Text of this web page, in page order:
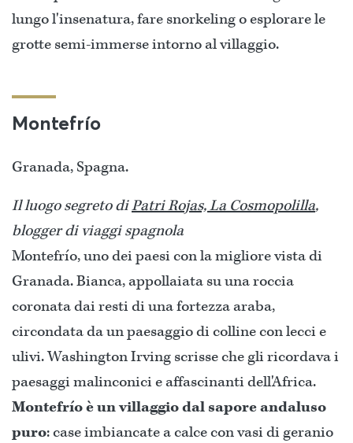
lungo l'insenatura, fare snorkeling o esplorare le
grotte semi-immerse intorno al villaggio.
Montefrío
Granada, Spagna.
Il luogo segreto diPatri Rojas, La Cosmopolilla,
blogger di viaggi spagnola
Montefrío, uno dei paesi con la migliore vista di
Granada. Bianca, appollaiata su una roccia
coronata dai resti di una fortezza araba,
circondata da un paesaggio di colline con lecci e
ulivi. Washington Irving scrisse che gli ricordava i
paesaggi malinconici e affascinanti dell'Africa.
Montefrío è un villaggio dal sapore andaluso
puro: case imbiancate a calce con vasi di geranio